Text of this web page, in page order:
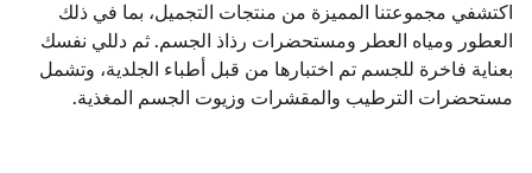
اكتشفي مجموعتنا المميزة من منتجات التجميل، بما في ذلك
العطور ومياه العطر ومستحضرات رذاذ الجسم. ثم دللي نفسك
بعناية فاخرة للجسم تم اختبارها من قبل أطباء الجلدية، وتشمل
مستحضرات الترطيب والمقشرات وزيوت الجسم المغذية.